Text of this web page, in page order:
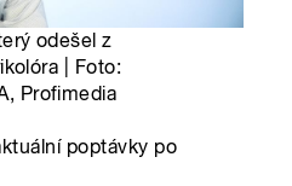
odešel z
| Foto:
Profimedia
poptávky po